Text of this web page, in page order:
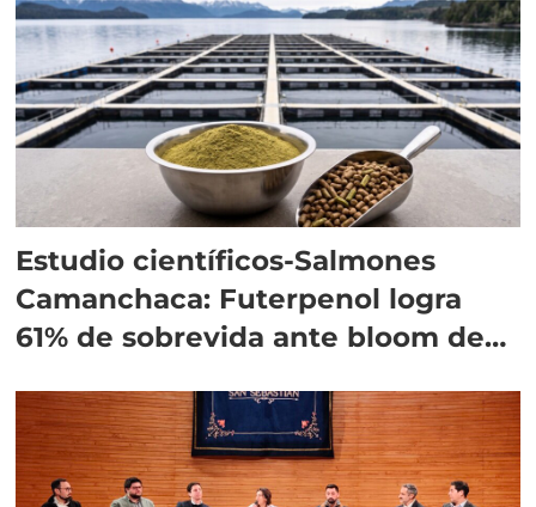
Estudio científicos-Salmones
Camanchaca: Futerpenol logra
61% de sobrevida ante bloom de